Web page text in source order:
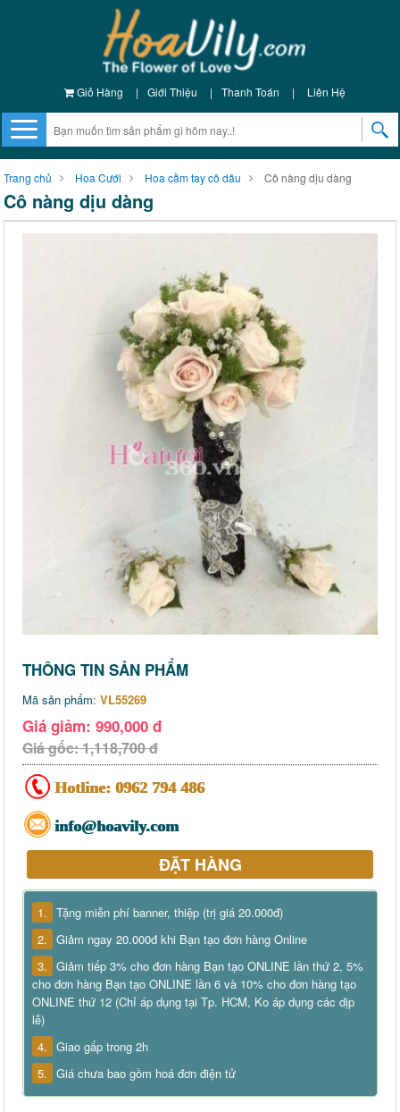
Giỏ Hàng | Giới Thiệu | Thanh Toán | Liên Hệ
Trang chủ Hoa Cưới Hoa cầm tay cô dâu Cô nàng dịu dàng
Cô nàng dịu dàng
THÔNG TIN SẢN PHẨM
Mã sản phẩm: VL55269
Giá giảm: 990,000 đ
Giá gốc: 1,118,700 đ
Hotline: 0962 794 486
info@hoavily.com
ĐẶT HÀNG
1. Tặng miễn phí banner, thiệp (trị giá 20.000đ)
2. Giảm ngay 20.000đ khi Bạn tạo đơn hàng Online
3. Giảm tiếp 3% cho đơn hàng Bạn tạo ONLINE lần thứ 2, 5%
cho đơn hàng Bạn tạo ONLINE lần 6 và 10% cho đơn hàng tạo
ONLINE thứ 12 (Chỉ áp dụng tại Tp. HCM, Ko áp dụng các dịp
lễ)
4. Giao gấp trong 2h
5. Giá chưa bao gồm hoá đơn điện tử